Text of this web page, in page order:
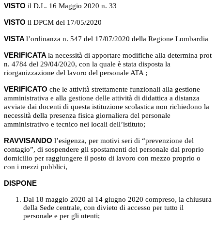
VISTO il D.L. 16 Maggio 2020 n. 33
VISTO il DPCM del 17/05/2020
VISTA l’ordinanza n. 547 del 17/07/2020 della Regione Lombardia
VERIFICATA la necessità di apportare modifiche alla determina prot
n. 4784 del 29/04/2020, con la quale è stata disposta la
riorganizzazione del lavoro del personale ATA ;
VERIFICATO che le attività strettamente funzionali alla gestione
amministrativa e alla gestione delle attività di didattica a distanza
avviate dai docenti di questa istituzione scolastica non richiedono la
necessità della presenza fisica giornaliera del personale
amministrativo e tecnico nei locali dell’istituto;
RAVVISANDO l’esigenza, per motivi seri di “prevenzione del
contagio”, di sospendere gli spostamenti del personale dal proprio
domicilio per raggiungere il posto di lavoro con mezzo proprio o
con i mezzi pubblici,
DISPONE
Dal 18 maggio 2020 al 14 giugno 2020 compreso, la chiusura
della Sede centrale, con divieto di accesso per tutto il
personale e per gli utenti;